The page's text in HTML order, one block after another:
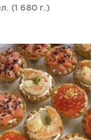
(1 680 г.)